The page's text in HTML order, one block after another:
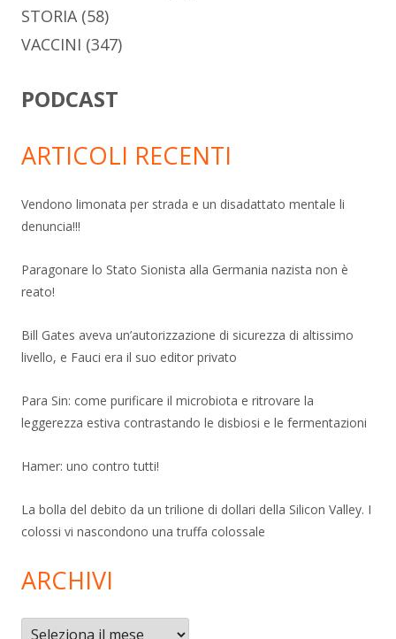
STORIA(58)
VACCINI (347)
PODCAST
ARTICOLI RECENTI
Vendono limonata per strada e un disadattato mentale li
denuncia!!!
Paragonare lo Stato Sionista alla Germania nazista non è
reato!
Bill Gates aveva un’autorizzazione di sicurezza di altissimo
livello, e Fauci era il suo editor privato
Para Sin: come purificare il microbiota e ritrovare la
leggerezza estiva contrastando le disbiosi e le fermentazioni
Hamer: uno contro tutti!
La bolla del debito da un trilione di dollari della Silicon Valley. I
colossi vi nascondono una truffa colossale
ARCHIVI
Archivi